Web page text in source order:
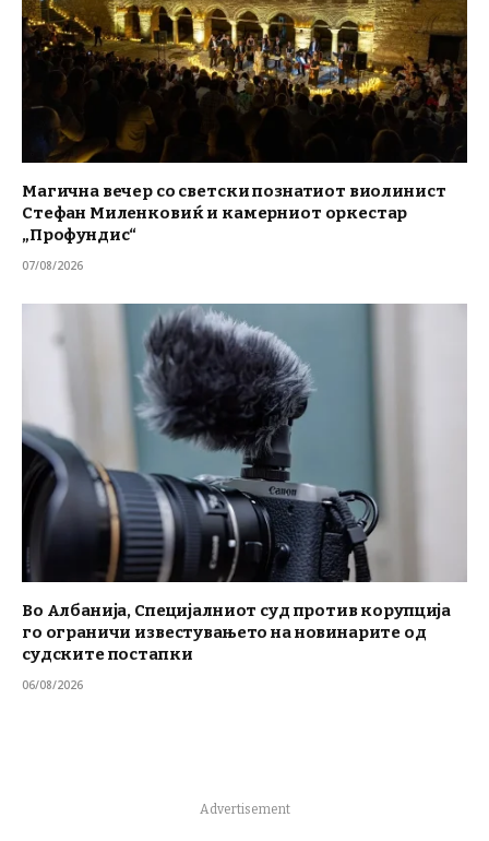
Магична вечер со светски познатиот виолинист
Стефан Миленковиќ и камерниот оркестар
„Профундис“
07/08/2026
Во Албанија, Специјалниот суд против корупција
го ограничи известувањето на новинарите од
судските постапки
06/08/2026
Advertisement